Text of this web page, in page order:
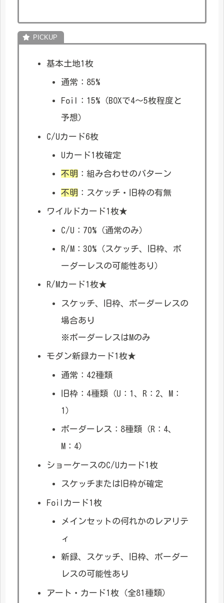
基本土地1枚
通常：85%
Foil：15%（BOXで4～5枚程度と
予想）
C/Uカード6枚
Uカード1枚確定
不明 ：組み合わせのパターン
不明 ：スケッチ・旧枠の有無
ワイルドカード1枚★
C/U：70%（通常のみ）
R/M：30%（スケッチ、旧枠、ボ
ーダーレスの可能性あり）
R/Mカード1枚★
スケッチ、旧枠、ボーダーレスの
場合あり
※ボーダーレスはMのみ
モダン新録カード1枚★
通常：42種類
旧枠：4種類（U：1、R：2、M：
1）
ボーダーレス：8種類（R：4、
M：4）
ショーケースのC/Uカード1枚
スケッチまたは旧枠が確定
Foilカード1枚
メインセットの何れかのレアリテ
ィ
新録、スケッチ、旧枠、ボーダー
レスの可能性あり
アート・カード1枚（全81種類）